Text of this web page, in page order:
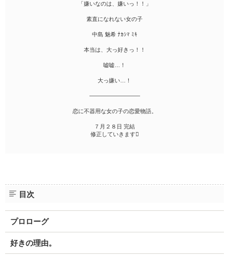
「嫌いなのは、嫌いっ！！」
素直になれない女の子
中島 魅希 ﾅｶｼﾏ ﾐｷ
本当は、大っ好きっ！！
嘘嘘…！
大っ嫌い…！
―――――――――
恋に不器用な女の子の恋愛物語。
７月２８日 完結
修正していきます
目次
プロローグ
好きの理由。